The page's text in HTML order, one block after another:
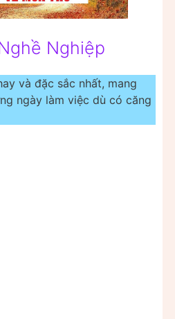
Nghiệp
và đặc sắc nhất, mang
ngày làm việc dù có căng